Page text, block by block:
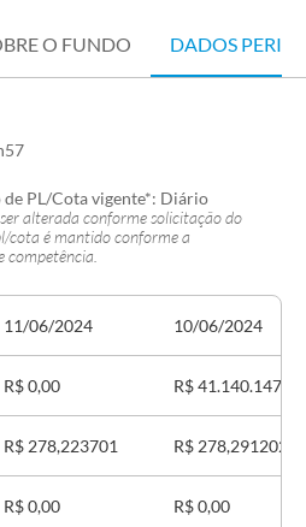
O FUNDO DADOS
PL/Cota vigente*: Diário
alterada conforme solicitação do
cota é mantido conforme a
competência.
11/06/2024
R$ 0,00
R$ 278,223701
R$ 0,00
10/06/2024
R$ 41.140.147,43
R$ 278,291202
R$ 0,00